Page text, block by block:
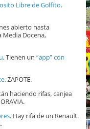
Libre de Golfito.
abierto hasta
Media Docena,
. Tienen un “app” con
. ZAPOTE.
haciendo rifas, canjea
. Hay rifa de un Renault.